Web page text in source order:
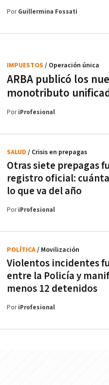
PorGuillermina Fossati
ARBA publicó los
monotributo
IMPUESTOS / Operación única
PoriProfesional
Otras siete prepagas
registro oficial:
lo que va del año
SALUD / Crisis en prepagas
PoriProfesional
Violentos incidentes
entre la Policía y
menos 12 detenidos
POLÍTICA/ Movilización
PoriProfesional